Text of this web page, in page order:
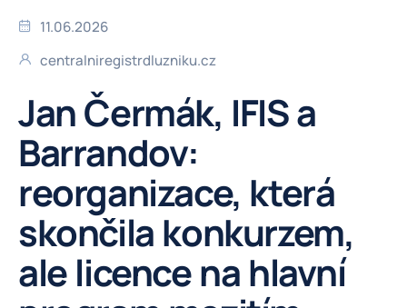
11.06.2026
centralniregistrdluzniku.cz
Jan Čermák, IFIS a
Barrandov:
reorganizace, která
skončila konkurzem,
ale licence na hlavní